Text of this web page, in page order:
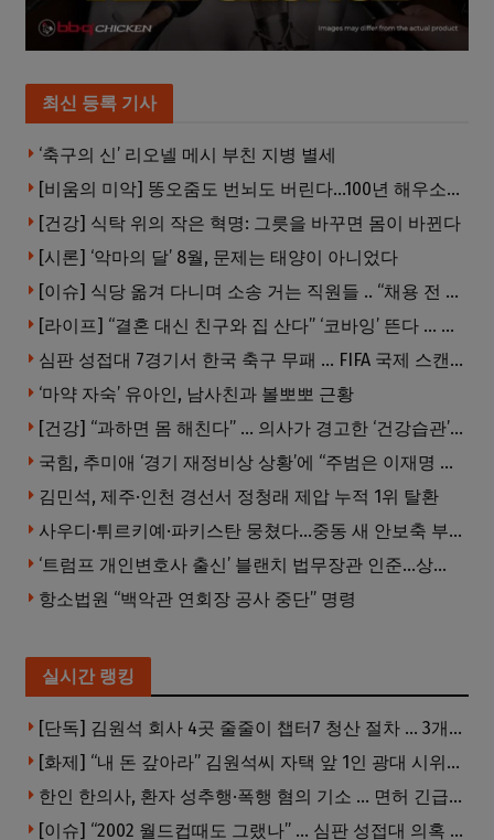
최신 등록 기사
‘축구의 신’ 리오넬 메시 부친 지병 별세
[비움의 미악] 똥오줌도 번뇌도 버린다…100년 해우소의 철학
[건강] 식탁 위의 작은 혁명: 그릇을 바꾸면 몸이 바뀐다
[시론] ‘악마의 달’ 8월, 문제는 태양이 아니었다
[이슈] 식당 옮겨 다니며 소송 거는 직원들 .. “채용 전 반드시 확인해야”
[라이프] “결혼 대신 친구와 집 산다” ‘코바잉’ 뜬다 … 내 집 마련 공식 바뀌었다
심판 성접대 7경기서 한국 축구 무패 … FIFA 국제 스캔들 번지나
‘마약 자숙’ 유아인, 남사친과 볼뽀뽀 근황
[건강] “과하면 몸 해친다” … 의사가 경고한 ‘건강습관’ 5가지
국힘, 추미애 ‘경기 재정비상 상황’에 “주범은 이재명 전 지사”
김민석, 제주·인천 경선서 정청래 제압 누적 1위 탈환
사우디·튀르키예·파키스탄 뭉쳤다…중동 새 안보축 부상하나
‘트럼프 개인변호사 출신’ 블랜치 법무장관 인준…상원 50대49 가결
항소법원 “백악관 연회장 공사 중단” 명령
실시간 랭킹
[단독] 김원석 회사 4곳 줄줄이 챕터7 청산 절차 … 3개 법인 같은 날 동시 파산 신청
[화제] “내 돈 갚아라” 김원석씨 자택 앞 1인 광대 시위 … 한인 투자사, “108만 달러 못받아”
한인 한의사, 환자 성추행·폭행 혐의 기소 … 면허 긴급정지
[이슈] “2002 월드컵때도 그랬나” … 심판 성접대 의혹 해외로 일파만파, 4강 신화까지 불똥